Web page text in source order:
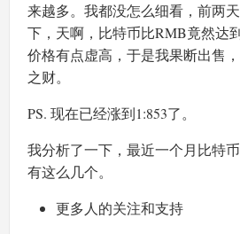
来越多。我都没怎么细看，前两
下，天啊，比特币比RMB竟然达
价格有点虚高，于是我果断出售
之财。
PS. 现在已经涨到1:853了。
我分析了一下，最近一个月比特
有这么几个。
更多人的关注和支持